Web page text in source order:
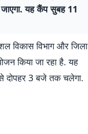
जाएगा. यह कैंप सुबह 11
विकास विभाग और जिला
किया जा रहा है. यह
दोपहर 3 बजे तक चलेगा.